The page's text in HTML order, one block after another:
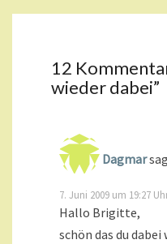
12
wieder dabei”
Dagmar
7. Juni 2009 um 19:27
Hallo Brigitte,
schön das du